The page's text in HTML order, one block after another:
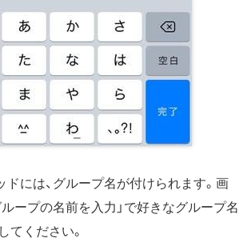
ドには、グループ名が付けられます。画
ープの名前を入力」で好きなグループ名
してください。